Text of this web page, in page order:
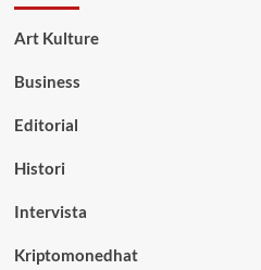
Art Kulture
Business
Editorial
Histori
Intervista
Kriptomonedhat